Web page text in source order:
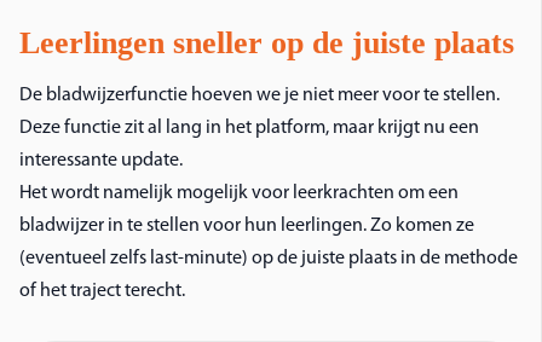
Leerlingen sneller op de juiste plaats
De bladwijzerfunctie hoeven we je niet meer voor te stellen.
Deze functie zit al lang in het platform, maar krijgt nu een
interessante update.
Het wordt namelijk mogelijk voor leerkrachten om een
bladwijzer in te stellen voor hun leerlingen. Zo komen ze
(eventueel zelfs last-minute) op de juiste plaats in de methode
of het traject terecht.